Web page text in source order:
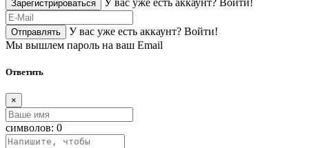
Зарегистрироваться
Отправлять У вас уже есть аккаунт? Войти!
Мы вышлем пароль на ваш Email
Ответить
×
символов: 0